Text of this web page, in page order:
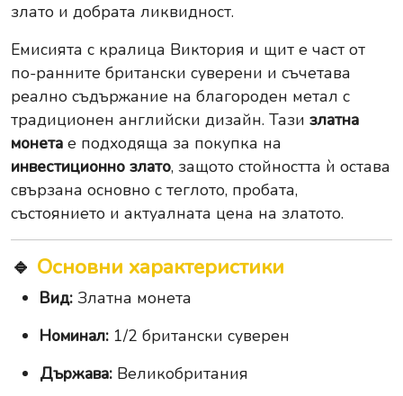
злато и добрата ликвидност.
Емисията с кралица Виктория и щит е част от
по-ранните британски суверени и съчетава
реално съдържание на благороден метал с
традиционен английски дизайн. Тази златна
монета е подходяща за покупка на
инвестиционно злато, защото стойността ѝ остава
свързана основно с теглото, пробата,
състоянието и актуалната цена на златото.
🔹 Основни характеристики
Вид: Златна монета
Номинал: 1/2 британски суверен
Държава: Великобритания